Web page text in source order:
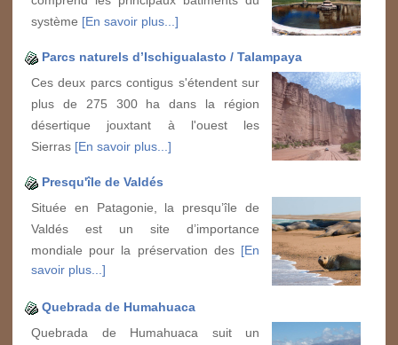
système [En savoir plus...]
Parcs naturels d’Ischigualasto / Talampaya
Ces deux parcs contigus s'étendent sur
plus de 275 300 ha dans la région
désertique jouxtant à l'ouest les
Sierras [En savoir plus...]
Presqu'île de Valdés
Située en Patagonie, la presqu’île de
Valdés est un site d’importance
mondiale pour la préservation des [En
savoir plus...]
Quebrada de Humahuaca
Quebrada de Humahuaca suit un